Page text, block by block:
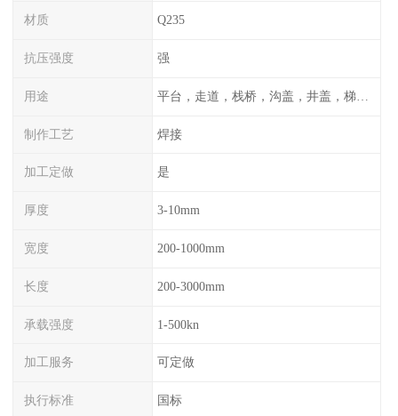
材质 Q235
抗压强度 强
用途 平台，走道，栈桥，沟盖，井盖，梯子，围栏等
制作工艺 焊接
加工定做 是
厚度 3-10mm
宽度 200-1000mm
长度 200-3000mm
承载强度 1-500kn
加工服务 可定做
执行标准 国标